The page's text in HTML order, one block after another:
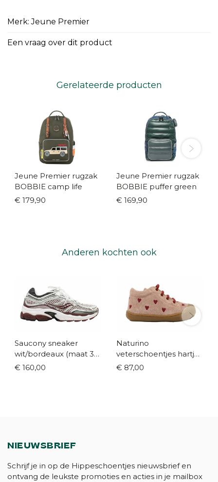
Merk: Jeune Premier
Een vraag over dit product
Gerelateerde producten
Jeune Premier rugzak
BOBBIE camp life
€ 179,90
Jeune Premier rugzak
BOBBIE puffer green
€ 169,90
Anderen kochten ook
Saucony sneaker
wit/bordeaux (maat 35-
42)
€ 160,00
Naturino
veterschoentjes hartjes
roze (maat 18-23)
€ 87,00
NIEUWSBRIEF
Schrijf je in op de Hippeschoentjes nieuwsbrief en
ontvang de leukste promoties en acties in je mailbox